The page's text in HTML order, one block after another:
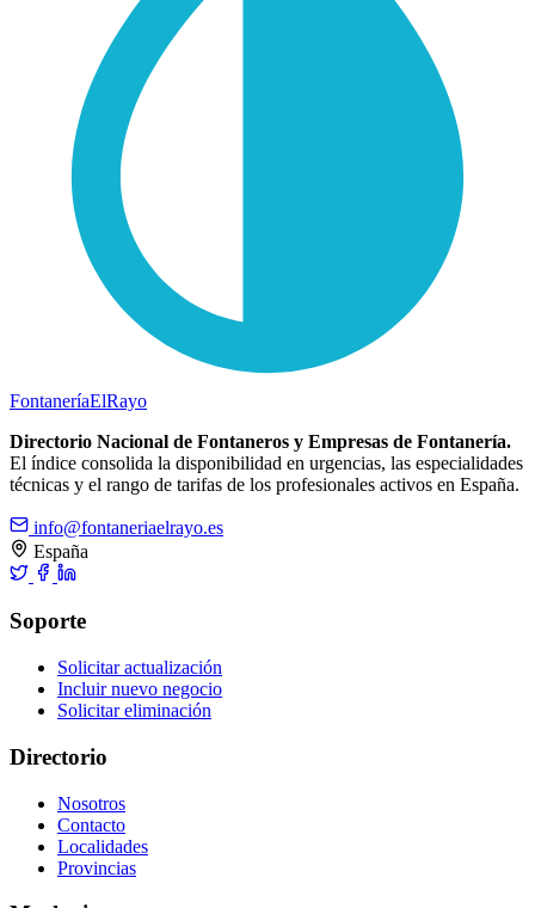
FontaneríaElRayo
Directorio Nacional de Fontaneros y Empresas de Fontanería.
El índice consolida la disponibilidad en urgencias, las especialidades
técnicas y el rango de tarifas de los profesionales activos en España.
info@fontaneriaelrayo.es
España
Soporte
Solicitar actualización
Incluir nuevo negocio
Solicitar eliminación
Directorio
Nosotros
Contacto
Localidades
Provincias